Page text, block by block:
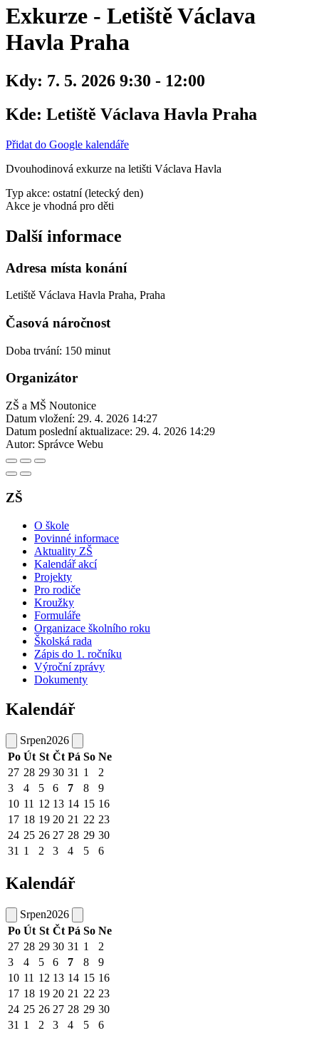
Exkurze - Letiště Václava
Havla Praha
Kdy: 7. 5. 2026 9:30 - 12:00
Kde: Letiště Václava Havla Praha
Přidat do Google kalendáře
Dvouhodinová exkurze na letišti Václava Havla
Typ akce: ostatní (letecký den)
Akce je vhodná pro děti
Další informace
Adresa místa konání
Letiště Václava Havla Praha, Praha
Časová náročnost
Doba trvání: 150 minut
Organizátor
ZŠ a MŠ Noutonice
Datum vložení: 29. 4. 2026 14:27
Datum poslední aktualizace: 29. 4. 2026 14:29
Autor: Správce Webu
ZŠ
O škole
Povinné informace
Aktuality ZŠ
Kalendář akcí
Projekty
Pro rodiče
Kroužky
Formuláře
Organizace školního roku
Školská rada
Zápis do 1. ročníku
Výroční zprávy
Dokumenty
Kalendář
Srpen2026
Po Út St Čt Pá So Ne
27 28 29 30 31 1
2
3
4 5 6 7 8
9
10 11 12 13 14 15 16
17 18 19 20 21 22 23
24 25 26 27 28 29 30
31 1 2 3 4 5 6
Kalendář
Srpen2026
Po Út St Čt Pá So Ne
27 28 29 30 31 1
2
3
4 5 6 7 8
9
10 11 12 13 14 15 16
17 18 19 20 21 22 23
24 25 26 27 28 29 30
31 1 2 3 4 5 6